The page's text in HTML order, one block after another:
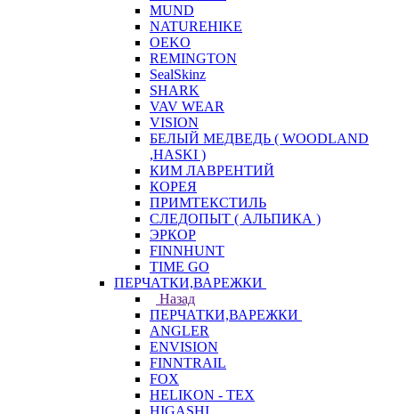
MUND
NATUREHIKE
OEKO
REMINGTON
SealSkinz
SHARK
VAV WEAR
VISION
БЕЛЫЙ МЕДВЕДЬ ( WOODLAND
,HASKI )
КИМ ЛАВРЕНТИЙ
КОРЕЯ
ПРИМТЕКСТИЛЬ
СЛЕДОПЫТ ( АЛЬПИКА )
ЭРКОР
FINNHUNT
TIME GO
ПЕРЧАТКИ,ВАРЕЖКИ
Назад
ПЕРЧАТКИ,ВАРЕЖКИ
ANGLER
ENVISION
FINNTRAIL
FOX
HELIKON - TEX
HIGASHI